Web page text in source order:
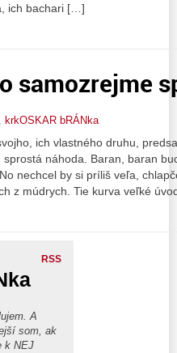
ich bachari […]
samozrejme
krkOSKAR bRÁNka
ich vlastného druhu,
náhoda. Baran, baran
nechcel by si príliš veľa,
z múdrych. Tie kurva veľké
RSS
A
som, ak
k NEJ